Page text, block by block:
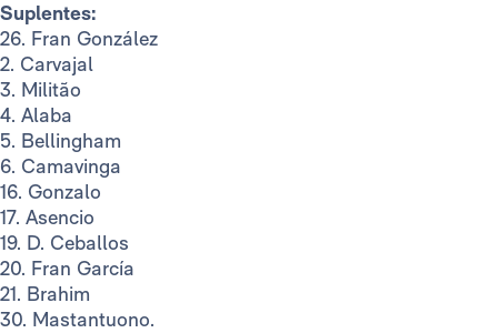
Suplentes:
26. Fran González
2. Carvajal
3. Militão
4. Alaba
5. Bellingham
6. Camavinga
16. Gonzalo
17. Asencio
19. D. Ceballos
20. Fran García
21. Brahim
30. Mastantuono.